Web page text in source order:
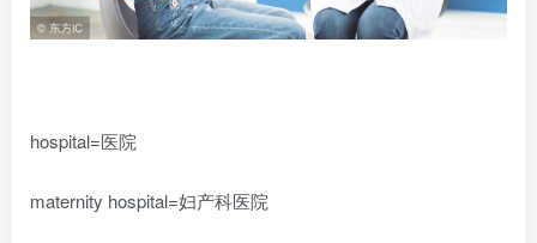
hospital=医院
maternity hospital=妇产科医院